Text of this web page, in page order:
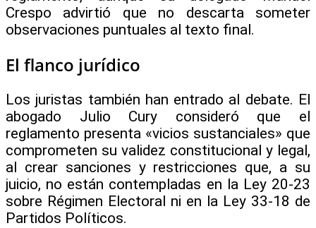
Crespo advirtió que no descarta someter
observaciones puntuales al texto final.
El flanco jurídico
Los juristas también han entrado al debate. El
abogado Julio Cury consideró que el
reglamento presenta «vicios sustanciales» que
comprometen su validez constitucional y legal,
al crear sanciones y restricciones que, a su
juicio, no están contempladas en la Ley 20-23
sobre Régimen Electoral ni en la Ley 33-18 de
Partidos Políticos.